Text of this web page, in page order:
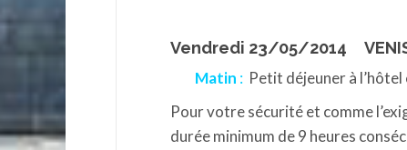
Vendredi 23/05/2014
Matin : Petit déjeuner à
Pour votre sécurité et comme
durée minimum de 9 heures